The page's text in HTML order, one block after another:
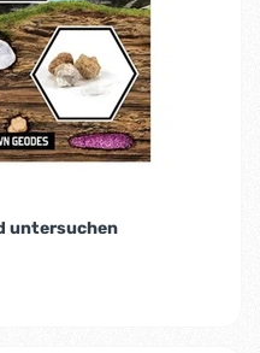
untersuchen